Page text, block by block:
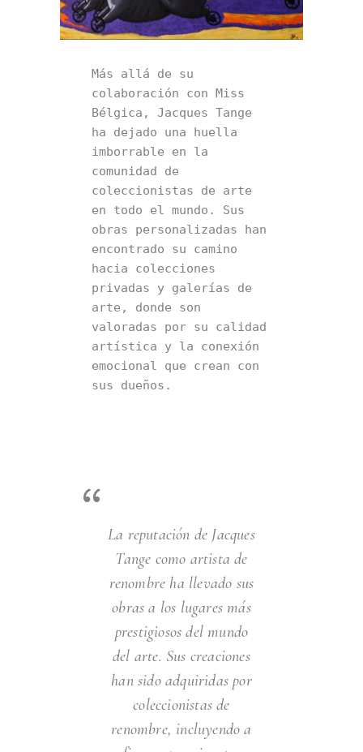
Más allá de su
colaboración con Miss
Bélgica, Jacques Tange
ha dejado una huella
imborrable en la
comunidad de
coleccionistas de arte
en todo el mundo. Sus
obras personalizadas han
encontrado su camino
hacia colecciones
privadas y galerías de
arte, donde son
valoradas por su calidad
artística y la conexión
emocional que crean con
sus dueños.
La reputación de Jacques
Tange como artista de
renombre ha llevado sus
obras a los lugares más
prestigiosos del mundo
del arte. Sus creaciones
han sido adquiridas por
coleccionistas de
renombre, incluyendo a